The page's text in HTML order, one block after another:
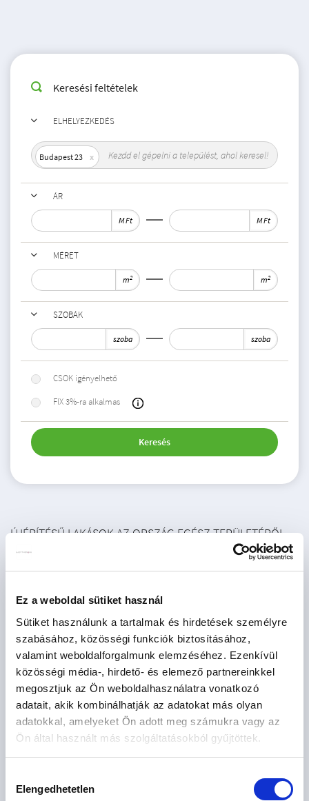
Ez a weboldal sütiket használ
Sütiket használunk a tartalmak és hirdetések személyre
szabásához, közösségi funkciók biztosításához,
valamint weboldalforgalmunk elemzéséhez. Ezenkívül
közösségi média-, hirdető- és elemező partnereinkkel
megosztjuk az Ön weboldalhasználatra vonatkozó
adatait, akik kombinálhatják az adatokat más olyan
adatokkal, amelyeket Ön adott meg számukra vagy az
Ön által használt más szolgáltatásokból gyűjtöttek.
kiválasztása
Elengedhetetlen
Keresési feltételek
ELHELYEZKEDÉS
Budapest 23
ÁR
M Ft M Ft
MÉRET
m2 m2
SZOBÁK
szoba szoba
CSOK igényelhető
FIX 3%-ra alkalmas
Keresés
ÚJÉPÍTÉSŰ LAKÁSOK AZ ORSZÁG EGÉSZ TERÜLETÉRŐL
Újépítésű eladó lakás - Alsóörs 2
Újépítésű eladó lakás - Aszófő
2
Újépítésű eladó lakás - Balatonakarattya 2
Újépítésű eladó lakás - Balatonalmádi 1
Újépítésű eladó lakás - Balatonföldvár
2
Újépítésű eladó lakás - Balatonfüred
5
Újépítésű eladó lakás - Balatonlelle
Újépítésű eladó lakás - Balatonudvari